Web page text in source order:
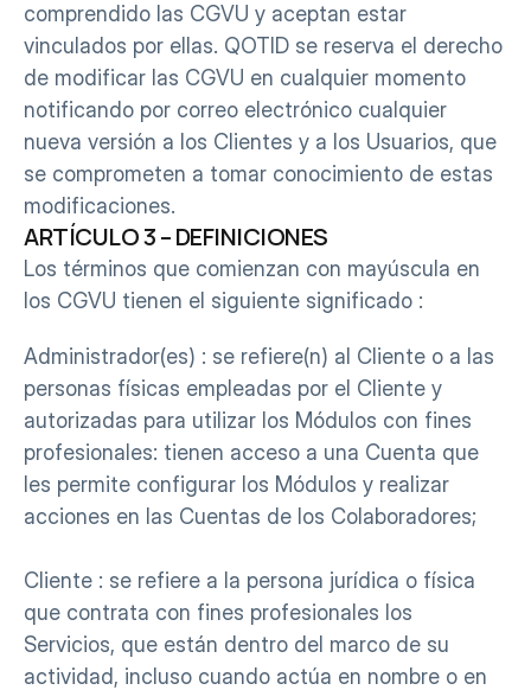
comprendido las CGVU y aceptan estar
vinculados por ellas. QOTID se reserva el derecho
de modificar las CGVU en cualquier momento
notificando por correo electrónico cualquier
nueva versión a los Clientes y a los Usuarios, que
se comprometen a tomar conocimiento de estas
modificaciones.
ARTÍCULO 3 – DEFINICIONES
Los términos que comienzan con mayúscula en
los CGVU tienen el siguiente significado :
Administrador(es) : se refiere(n) al Cliente o a las
personas físicas empleadas por el Cliente y
autorizadas para utilizar los Módulos con fines
profesionales: tienen acceso a una Cuenta que
les permite configurar los Módulos y realizar
acciones en las Cuentas de los Colaboradores;
Cliente : se refiere a la persona jurídica o física
que contrata con fines profesionales los
Servicios, que están dentro del marco de su
actividad, incluso cuando actúa en nombre o en